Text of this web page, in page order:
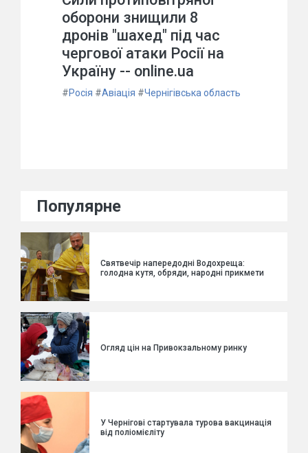
оборони знищили 8
дронів "шахед" під час
чергової атаки Росії на
Україну -- online.ua
#Росія #Авіація #Чернігівська область
Популярне
Святвечір напередодні Водохреща:
голодна кутя, обряди, народні прикмети
Огляд цін на Привокзальному ринку
У Чернігові стартувала турова вакцинація
від поліомієліту